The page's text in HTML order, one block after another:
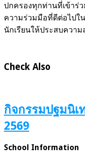
ปกครองทุกท่านที่เข้าร่
ความร่วมมือที่ดีต่อไปใ
นักเรียนให้ประสบความ
Check Also
กิจกรรมปฐมนิเ
2569
School Information